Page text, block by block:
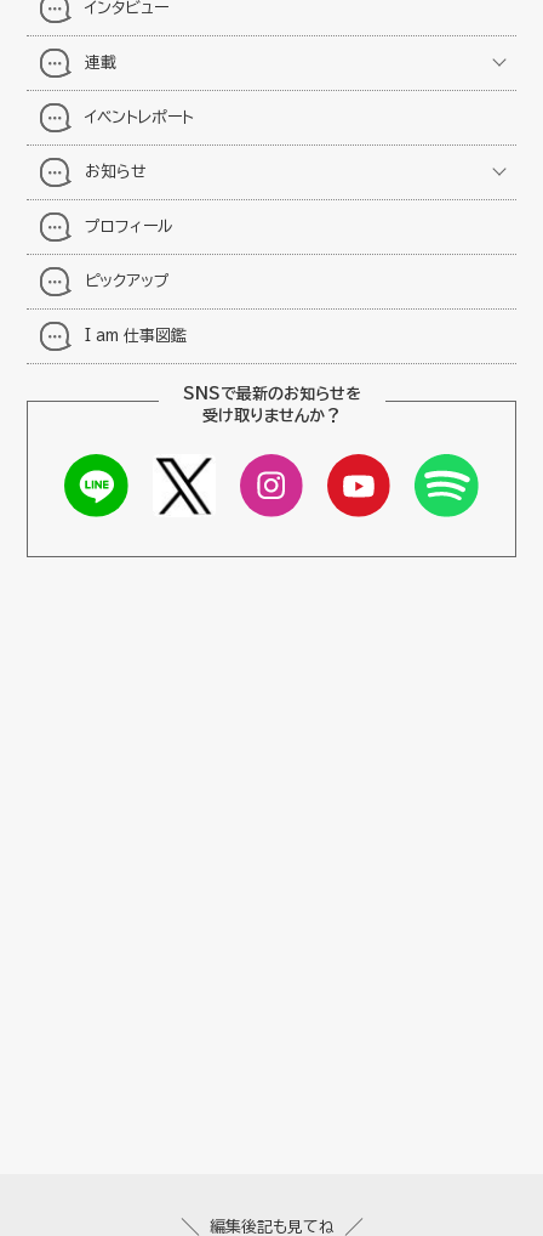
インタビュー
連載
イベントレポート
お知らせ
プロフィール
ピックアップ
I am 仕事図鑑
SNSで最新のお知らせを
受け取りませんか？
編集後記も見てね